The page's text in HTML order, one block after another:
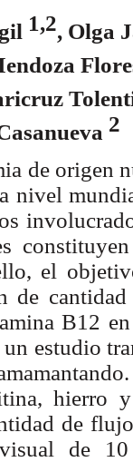
1,2, Olga
2
de origen
nivel
el
de
B12
estudio
hierro
de
visual de